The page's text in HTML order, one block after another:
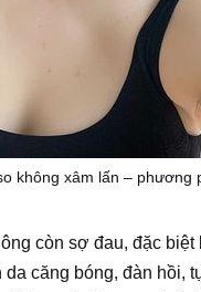
không xâm lấn – phương
còn sợ đau, đặc
da căng bóng, đàn hồi,